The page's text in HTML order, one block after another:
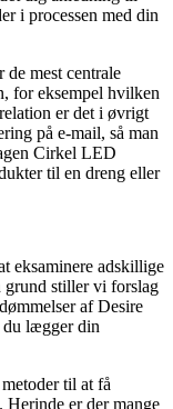
i processen med din
mest centrale
for eksempel hvilken
er det i øvrigt
på e-mail, så man
Cirkel LED
til en dreng eller
eksaminere adskillige
grund stiller vi forslag
af Desire
lægger din
til at få
er der mange